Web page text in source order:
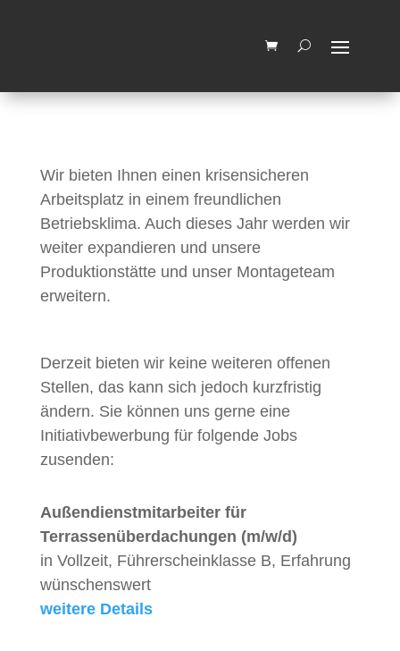
Wir bieten Ihnen einen krisensicheren
Arbeitsplatz in einem freundlichen
Betriebsklima. Auch dieses Jahr werden wir
weiter expandieren und unsere
Produktionstätte und unser Montageteam
erweitern.
Derzeit bieten wir keine weiteren offenen
Stellen, das kann sich jedoch kurzfristig
ändern. Sie können uns gerne eine
Initiativbewerbung für folgende Jobs
zusenden:
Außendienstmitarbeiter für
Terrassenüberdachungen (m/w/d)
in Vollzeit, Führerscheinklasse B, Erfahrung
wünschenswert
weitere Details
OK, Verstanden